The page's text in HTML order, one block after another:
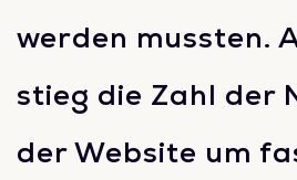
werden mussten.
stieg die Zahl der
der Website um